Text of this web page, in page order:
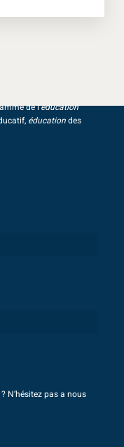
de l’éducation
éducationdes
N’hésitez pas a nous